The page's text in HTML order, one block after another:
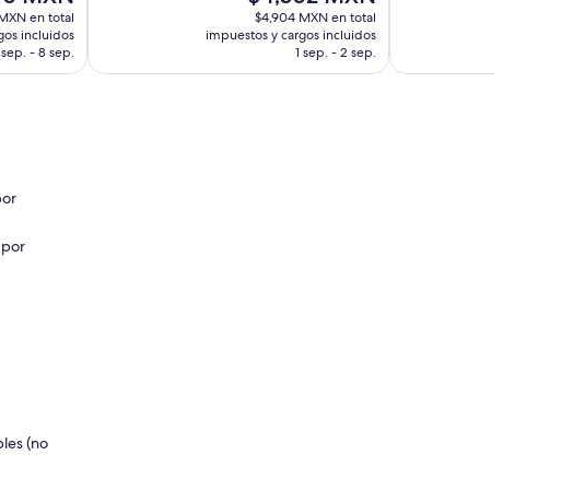
en total
incluidos
- 8 sep.
precio
actual
de
$4,904 MXN en total
impuestos y cargos incluidos
1 sep. - 2 sep.
(no